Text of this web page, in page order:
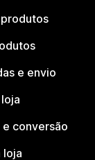
e envio
conversão
loja